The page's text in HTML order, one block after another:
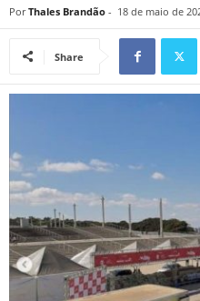
Por Thales Brandão - 18 de maio de
Share